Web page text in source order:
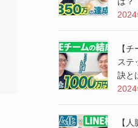
【
ステ
訣と
【